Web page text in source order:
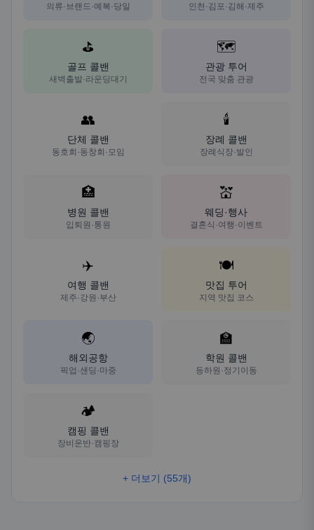
의류·브랜드·예복·당일 인천·김포·김해·제주
⛳
골프 콜밴
새벽출발·라운딩대기
🗺️
관광 투어
전국 맞춤 관광
👥
단체 콜밴
동호회·동창회·모임
🕯️
장례 콜밴
장례식장·발인
🏥
병원 콜밴
입퇴원·통원
💒
웨딩·행사
결혼식·여행·이벤트
✈️
여행 콜밴
제주·강원·부산
🍽️
맛집 투어
지역 맛집 코스
🌏
해외공항
픽업·샌딩·마중
🏫
학원 콜밴
등하원·정기이동
🏕️
캠핑 콜밴
장비운반·캠핑장
+ 더보기 (55개)